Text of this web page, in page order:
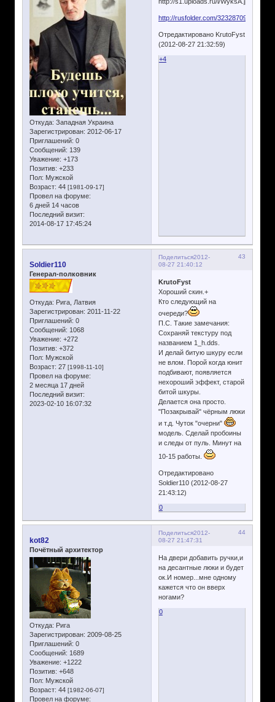
Откуда: Западная Украина
Зарегистрирован: 2012-06-17
Приглашений: 0
Сообщений: 139
Уважение: +173
Позитив: +233
Пол: Мужской
Возраст: 44 [1981-09-17]
Провел на форуме:
6 дней 14 часов
Последний визит:
2014-08-17 17:45:24
http://rusfolder.com/32328709
Отредактировано KrutoFyst
(2012-08-27 21:32:59)
+4
Поделиться 43
2012-
08-27 21:40:12
Soldier110
Генерал-полковник
Откуда: Рига, Латвия
Зарегистрирован: 2011-11-22
Приглашений: 0
Сообщений: 1068
Уважение: +272
Позитив: +372
Пол: Мужской
Возраст: 27 [1998-11-10]
Провел на форуме:
2 месяца 17 дней
Последний визит:
2023-02-10 16:07:32
KrutoFyst
Хороший скин.+
Кто следующий на
очереди?
П.С. Такие замечания:
Сохраняй текстуру под
названием 1_h.dds.
И делай битую шкуру если
не влом. Порой когда юнит
подбивают, появляется
нехороший эффект, старой
битой шкуры.
Делается она просто.
"Позакрывай" чёрным люки
и т.д. Чуток "очерни"
модель. Сделай пробоины
и следы от пуль. Минут на
10-15 работы.
Отредактировано
Soldier110 (2012-08-27
21:43:12)
0
Поделиться 44
2012-
08-27 21:47:31
kot82
Почётный архитектор
Откуда: Рига
Зарегистрирован: 2009-08-25
Приглашений: 0
Сообщений: 1689
Уважение: +1222
Позитив: +648
Пол: Мужской
Возраст: 44 [1982-06-07]
Провел на форуме:
На двери добавить ручки,и
на десантные люки и будет
ок.И номер...мне одному
кажется что он вверх
ногами?
0